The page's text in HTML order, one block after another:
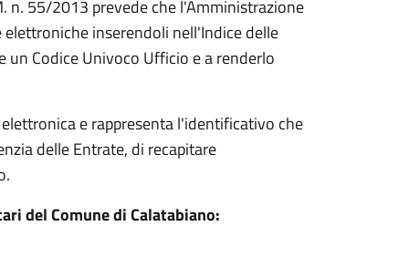
n. 55/2013 prevede che l'Amministrazione
inserendoli nell'Indice delle
un Codice Univoco Ufficio e a renderlo
e rappresenta l'identificativo che
delle Entrate, di recapitare
del Comune di Calatabiano: